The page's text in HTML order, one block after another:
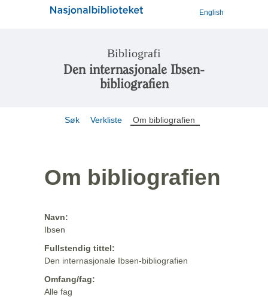
English
Bibliografi
Den internasjonale Ibsen-
bibliografien
Søk Verkliste Om bibliografien
Om bibliografien
Navn:
Ibsen
Fullstendig tittel:
Den internasjonale Ibsen-bibliografien
Omfang/fag:
Alle fag